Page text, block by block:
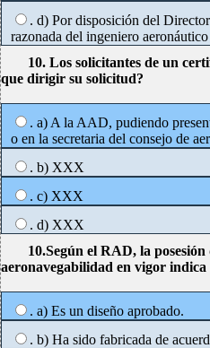
. d) Por disposición del
razonada del ingeniero
10. Los solicitantes de un
que dirigir su solicitud?
. a) A la AAD, pudiendo
o en la secretaria del consejo de
. b) XXX
. c) XXX
. d) XXX
10.Según el RAD, la
aeronavegabilidad en vigor indica
. a) Es un diseño aprobado.
. b) Ha sido fabricada de